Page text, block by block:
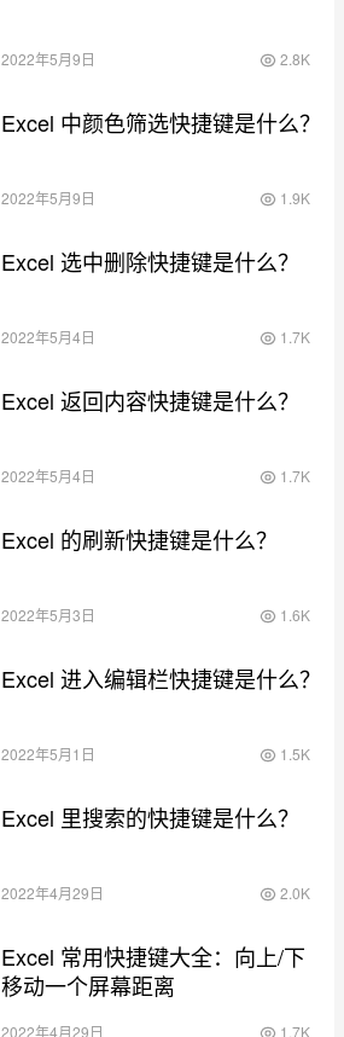
2022年5月9日 2.8K
Excel 中颜色筛选快捷键是什么？
2022年5月9日 1.9K
Excel 选中删除快捷键是什么？
2022年5月4日 1.7K
Excel 返回内容快捷键是什么？
2022年5月4日 1.7K
Excel 的刷新快捷键是什么？
2022年5月3日 1.6K
Excel 进入编辑栏快捷键是什么？
2022年5月1日 1.5K
Excel 里搜索的快捷键是什么？
2022年4月29日 2.0K
Excel 常用快捷键大全：向上/下
移动一个屏幕距离
2022年4月29日 1.7K